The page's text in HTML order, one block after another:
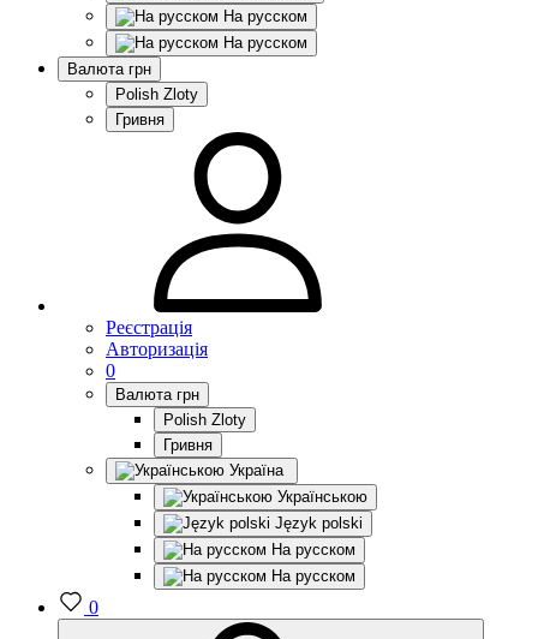
На русском
На русском
Валюта грн
Polish Zloty
Гривня
Реєстрація
Авторизація
0
Валюта грн
Polish Zloty
Гривня
Україна
Українською
Język polski
На русском
На русском
0